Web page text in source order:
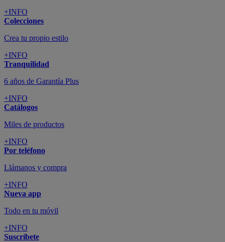
+INFO
Colecciones
Crea tu propio estilo
+INFO
Tranquilidad
6 años de Garantía Plus
+INFO
Catálogos
Miles de productos
+INFO
Por teléfono
Llámanos y compra
+INFO
Nueva app
Todo en tu móvil
+INFO
Suscríbete